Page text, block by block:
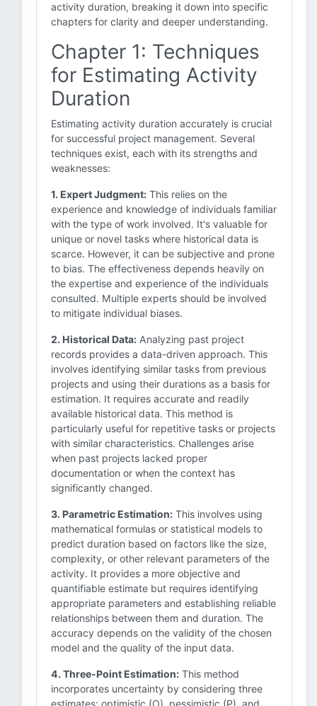
activity duration, breaking it down into specific
chapters for clarity and deeper understanding.
Chapter 1: Techniques
for Estimating Activity
Duration
Estimating activity duration accurately is crucial
for successful project management. Several
techniques exist, each with its strengths and
weaknesses:
1. Expert Judgment: This relies on the
experience and knowledge of individuals familiar
with the type of work involved. It's valuable for
unique or novel tasks where historical data is
scarce. However, it can be subjective and prone
to bias. The effectiveness depends heavily on
the expertise and experience of the individuals
consulted. Multiple experts should be involved
to mitigate individual biases.
2. Historical Data: Analyzing past project
records provides a data-driven approach. This
involves identifying similar tasks from previous
projects and using their durations as a basis for
estimation. It requires accurate and readily
available historical data. This method is
particularly useful for repetitive tasks or projects
with similar characteristics. Challenges arise
when past projects lacked proper
documentation or when the context has
significantly changed.
3. Parametric Estimation: This involves using
mathematical formulas or statistical models to
predict duration based on factors like the size,
complexity, or other relevant parameters of the
activity. It provides a more objective and
quantifiable estimate but requires identifying
appropriate parameters and establishing reliable
relationships between them and duration. The
accuracy depends on the validity of the chosen
model and the quality of the input data.
4. Three-Point Estimation: This method
incorporates uncertainty by considering three
estimates: optimistic (O), pessimistic (P), and